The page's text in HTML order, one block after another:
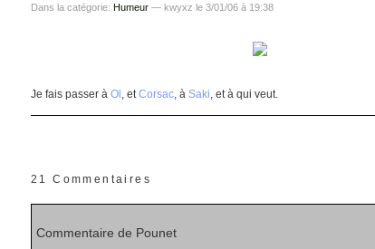
Dans la catégorie: Humeur — kwyxz le 3/01/06 à 19:38
Je fais passer à Ol , etCorsac, à Saki, et à qui veut.
21 Commentaires
Commentaire de Pounet